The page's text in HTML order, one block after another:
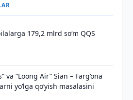
179,2 mlrd so‘m QQS
va “Loong Air” Sian – Farg‘ona
yo‘lga qo‘yish masalasini